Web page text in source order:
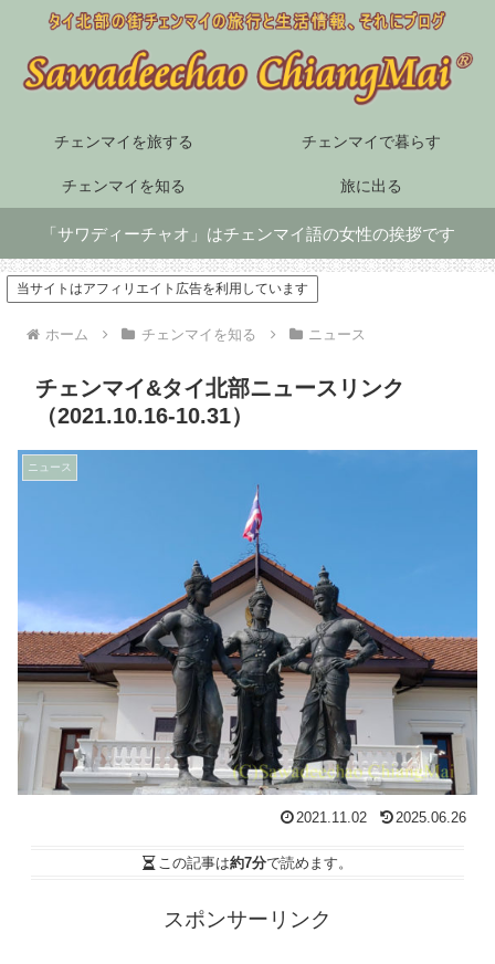
チェンマイを旅する チェンマイで暮らす
チェンマイを知る 旅に出る
「サワディーチャオ」はチェンマイ語の女性の挨拶です
当サイトはアフィリエイト広告を利用しています
ホーム チェンマイを知る ニュース
チェンマイ&タイ北部ニュースリンク
（2021.10.16-10.31）
ニュース
2021.11.02 2025.06.26
この記事は約7分で読めます。
スポンサーリンク